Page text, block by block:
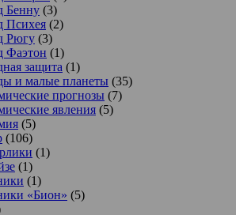
Бенну (3)
Психея (2)
Рюгу (3)
Фаэтон (1)
защита (1)
и малые планеты (35)
прогнозы (7)
явления (5)
(5)
(106)
(1)
(1)
(1)
«Бион» (5)